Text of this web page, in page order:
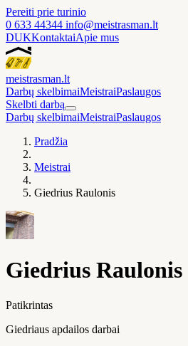
Pereiti prie turinio
0 633 44344 info@meistrasman.lt
DUKKontaktaiApie mus
meistrasman.lt
Darbų skelbimaiMeistraiPaslaugos
Skelbti darbą
Darbų skelbimaiMeistraiPaslaugos
Pradžia
Meistrai
Giedrius Raulonis
Giedrius Raulonis
Patikrintas
Giedriaus apdailos darbai